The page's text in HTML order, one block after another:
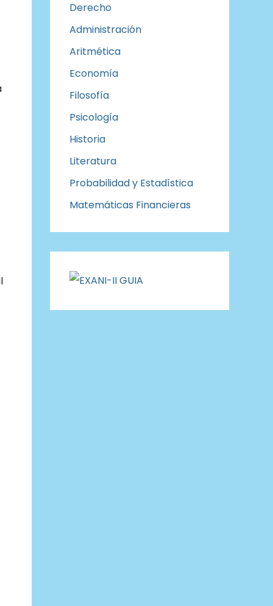
Derecho
Administración
Aritmética
Economía
Filosofía
Psicología
Historia
Literatura
Probabilidad y Estadística
Matemáticas Financieras